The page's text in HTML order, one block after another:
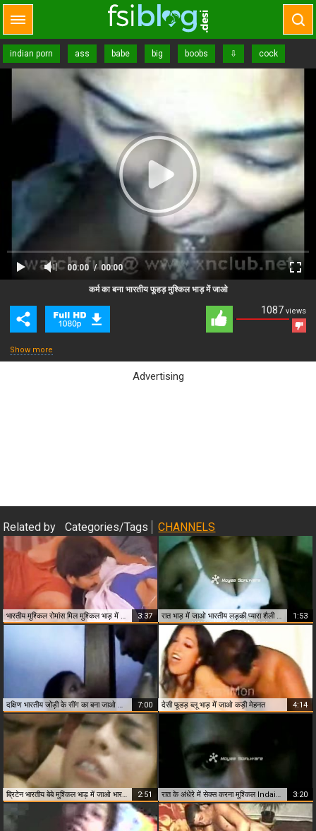
indian porn ass babe big boobs ⇩ cock
00:00 00:00
Close Ad
1087views
कर्म का बना भारतीय फूहड़ मुश्किल भाड़ में जाओ
Show more
Advertising
Related by Categories/Tags CHANNELS
भारतीय मुश्किल रोमांस मिल मुश्किल भाड़ में जाओ 3:37 रात भाड़ में जाओ भारतीय लड़की प्यारा शैली भाड़ में जाओ 1:53
दक्षिण भारतीय जोड़ी के सींग का बना जाओ और भाड़ में जाओ 7:00 देसी फूहड़ ब्लू भाड़ में जाओ कड़ी मेहनत 4:14
2:51 3:20